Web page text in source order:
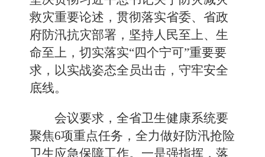
救灾重要论述，贯彻落实省委、省政
府防汛抗灾部署，坚持人民至上、生
命至上，切实落实“四个宁可”重要要
求，以实战姿态全员出击，守牢安全
底线。
会议要求，全省卫生健康系统要
聚焦6项重点任务，全力做好防汛抢险
卫生应急保障工作。一是强指挥，落